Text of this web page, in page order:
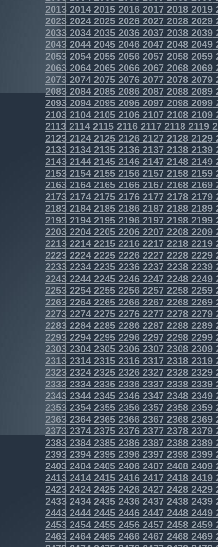
2013201420152016201720182019
2023202420252026202720282029
2033203420352036203720382039
2043204420452046204720482049
2053205420552056205720582059
2063206420652066206720682069
2073207420752076207720782079
2083208420852086208720882089
2093209420952096209720982099
2103210421052106210721082109
2113 211421152116211721182119
2123212421252126212721282129
2133213421352136213721382139
2143214421452146214721482149
2153215421552156215721582159
2163216421652166216721682169
2173217421752176217721782179
2183218421852186218721882189
2193219421952196219721982199
2203220422052206220722082209
2213221422152216221722182219
2223222422252226222722282229
2233223422352236223722382239
2243224422452246224722482249
2253225422552256225722582259
2263226422652266226722682269
2273227422752276227722782279
2283228422852286228722882289
2293229422952296229722982299
2303230423052306230723082309
2313231423152316231723182319
2323232423252326232723282329
2333233423352336233723382339
2343234423452346234723482349
2353235423552356235723582359
2363236423652366236723682369
2373237423752376237723782379
2383238423852386238723882389
2393239423952396239723982399
2403240424052406240724082409
2413241424152416241724182419
2423242424252426242724282429
2433243424352436243724382439
2443244424452446244724482449
2453245424552456245724582459
2463246424652466246724682469